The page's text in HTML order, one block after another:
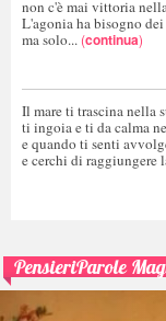
non c'è mai vittoria
L'agonia ha bisogno
ma solo... (continua)
Il mare ti trascina nella
ti ingoia e ti da calma
e quando ti senti
e cerchi di raggiungere
PensieriParole